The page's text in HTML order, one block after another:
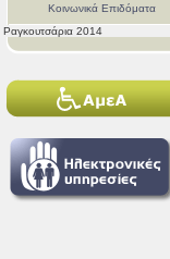
Κοινωνικά Επιδόματα
Ραγκουτσάρια 2014